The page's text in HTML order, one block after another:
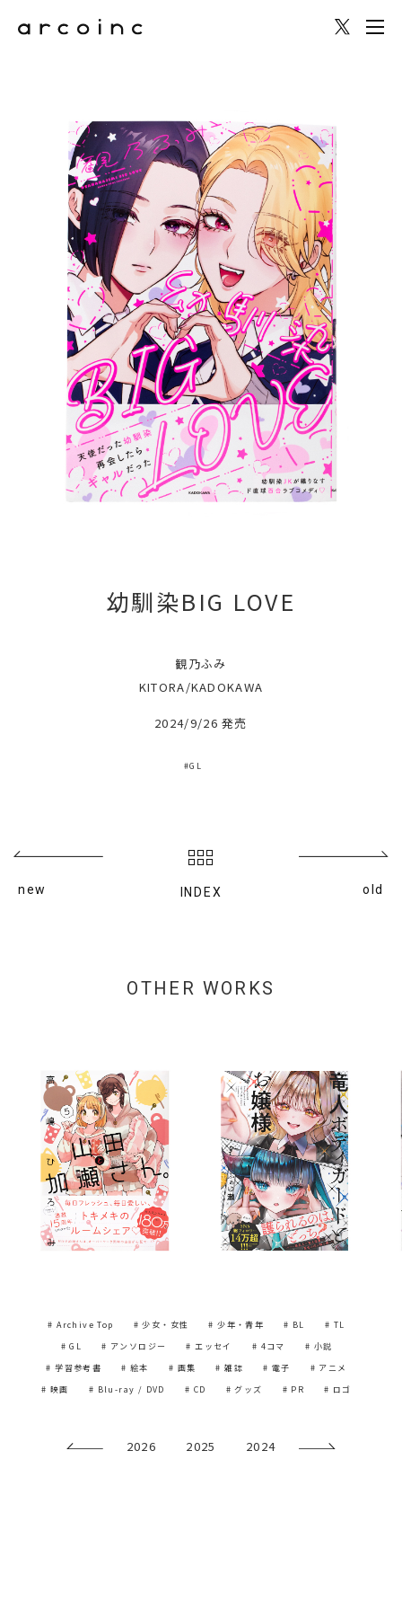
幼馴染BIG LOVE
観乃ふみ
KITORA/KADOKAWA
2024/9/26 発売
#GL
new INDEX old
OTHER WORKS
# Archive Top # 少女・女性 # 少年・青年 # BL
# TL
# GL
# アンソロジー # エッセイ # 4コマ
# 小説
# 学習参考書
# 絵本 # 画集 # 雑誌 # 電子
# アニメ
# 映画
# Blu-ray / DVD # CD # グッズ # PR # ロゴ
2026 2025 2024 2023